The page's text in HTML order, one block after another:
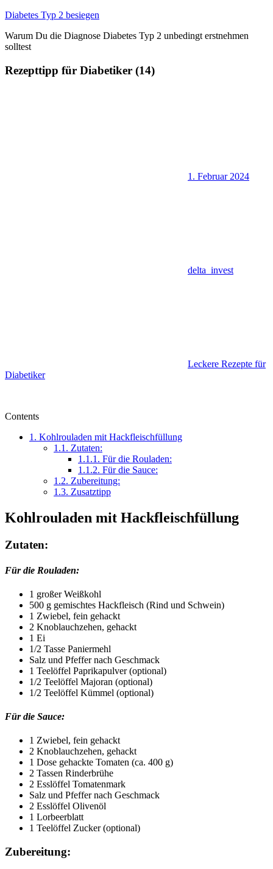
Zum
springen
Diabetes Typ 2 besiegen
Warum Du die Diagnose Diabetes Typ 2 unbedingt erstnehmen
solltest
Rezepttipp für Diabetiker (14)
1. Februar 2024
delta_invest
Leckere Rezepte für
Diabetiker
Contents
1. Kohlrouladen mit Hackfleischfüllung
1.1. Zutaten:
1.1.1. Für die Rouladen:
1.1.2. Für die Sauce:
1.2. Zubereitung:
1.3. Zusatztipp
Kohlrouladen mit Hackfleischfüllung
Zutaten:
Für die Rouladen:
1 großer Weißkohl
500 g gemischtes Hackfleisch (Rind und Schwein)
1 Zwiebel, fein gehackt
2 Knoblauchzehen, gehackt
1 Ei
1/2 Tasse Paniermehl
Salz und Pfeffer nach Geschmack
1 Teelöffel Paprikapulver (optional)
1/2 Teelöffel Majoran (optional)
1/2 Teelöffel Kümmel (optional)
Für die Sauce:
1 Zwiebel, fein gehackt
2 Knoblauchzehen, gehackt
1 Dose gehackte Tomaten (ca. 400 g)
2 Tassen Rinderbrühe
2 Esslöffel Tomatenmark
Salz und Pfeffer nach Geschmack
2 Esslöffel Olivenöl
1 Lorbeerblatt
1 Teelöffel Zucker (optional)
Zubereitung: